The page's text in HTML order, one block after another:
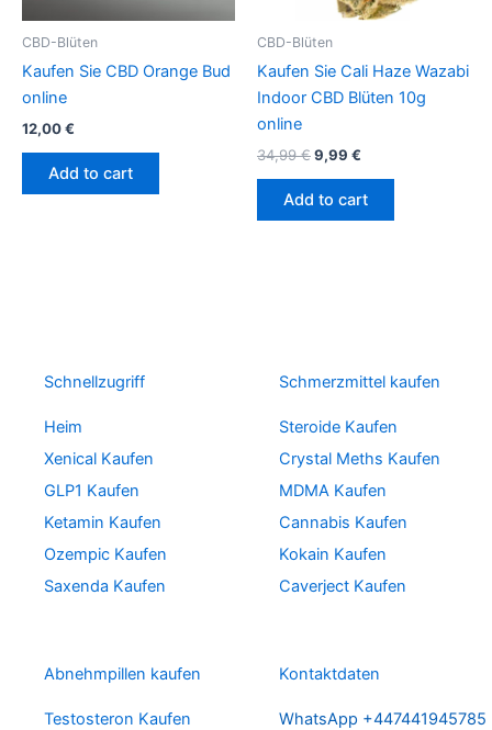
CBD-Blüten
Kaufen Sie CBD Orange Bud
online
12,00€
Add to cart
CBD-Blüten
Kaufen Sie Cali Haze Wazabi
Indoor CBD Blüten 10g
online
34,99€9,99 €
Add to cart
Schnellzugriff
Heim
Xenical Kaufen
GLP1 Kaufen
Ketamin Kaufen
Ozempic Kaufen
Saxenda Kaufen
Schmerzmittel kaufen
Steroide Kaufen
Crystal Meths Kaufen
MDMA Kaufen
Cannabis Kaufen
Kokain Kaufen
Caverject Kaufen
Abnehmpillen kaufen
Testosteron Kaufen
Kontaktdaten
WhatsApp +447441945785